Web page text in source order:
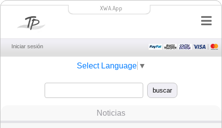
XWA.App
Iniciar sesión
Select Language ▼
Noticias